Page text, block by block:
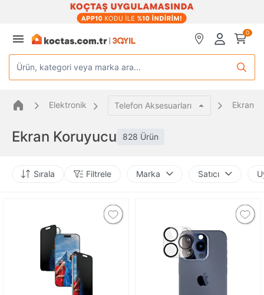
0
Ürün, kategori veya marka ara...
Elektronik Telefon Aksesuarları Ekran
Ekran Koruyucu 828 Ürün
Sırala Filtrele Marka Satıcı